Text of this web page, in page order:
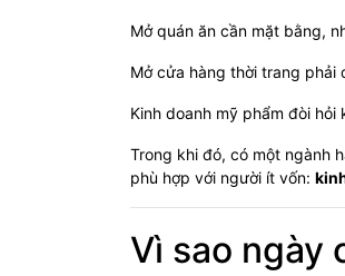
Mở quán ăn cần mặt bằng,
Mở cửa hàng thời trang phải
Kinh doanh mỹ phẩm đòi
Trong khi đó, có một ngành
phù hợp với người ít vốn:
Vì sao ngày